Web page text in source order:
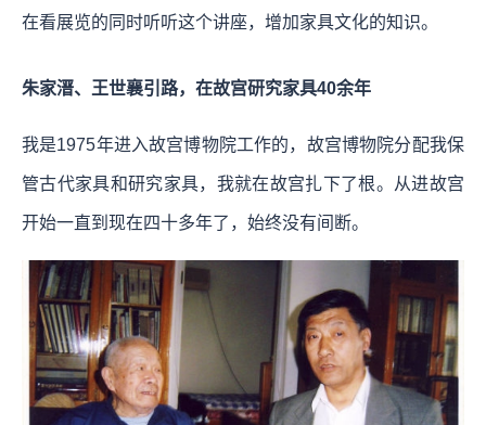
在看展览的同时听听这个讲座，增加家具文化的知识。
朱家溍、王世襄引路，在故宫研究家具40余年
我是1975年进入故宫博物院工作的，故宫博物院分配我保
管古代家具和研究家具，我就在故宫扎下了根。从进故宫
开始一直到现在四十多年了，始终没有间断。